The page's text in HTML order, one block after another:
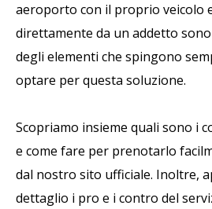
aeroporto con il proprio veicolo
direttamente da un addetto
degli elementi che spingono
optare per questa soluzione.
Scopriamo insieme quali sono i
e come fare per prenotarlo
dal nostro sito ufficiale. Inoltre,
dettaglio i pro e i contro del